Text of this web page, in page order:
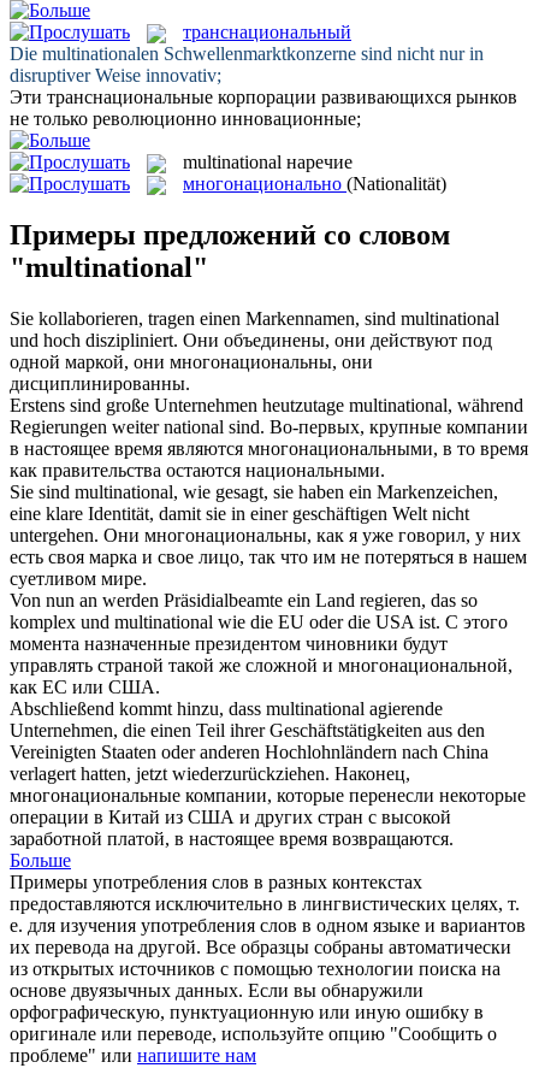
транснациональный
Die multinationalen Schwellenmarktkonzerne sind nicht nur in
disruptiver Weise innovativ;
Эти транснациональные корпорации развивающихся рынков
не только революционно инновационные;
multinational наречие
многонационально (Nationalität)
Примеры предложений со словом
"multinational"
Sie kollaborieren, tragen einen Markennamen, sind multinational
und hoch diszipliniert. Они объединены, они действуют под
одной маркой, они многонациональны, они
дисциплинированны.
Erstens sind große Unternehmen heutzutage multinational, während
Regierungen weiter national sind. Во-первых, крупные компании
в настоящее время являются многонациональными, в то время
как правительства остаются национальными.
Sie sind multinational, wie gesagt, sie haben ein Markenzeichen,
eine klare Identität, damit sie in einer geschäftigen Welt nicht
untergehen. Они многонациональны, как я уже говорил, у них
есть своя марка и свое лицо, так что им не потеряться в нашем
суетливом мире.
Von nun an werden Präsidialbeamte ein Land regieren, das so
komplex und multinational wie die EU oder die USA ist. С этого
момента назначенные президентом чиновники будут
управлять страной такой же сложной и многонациональной,
как ЕС или США.
Abschließend kommt hinzu, dass multinational agierende
Unternehmen, die einen Teil ihrer Geschäftstätigkeiten aus den
Vereinigten Staaten oder anderen Hochlohnländern nach China
verlagert hatten, jetzt wiederzurückziehen. Наконец,
многонациональные компании, которые перенесли некоторые
операции в Китай из США и других стран с высокой
заработной платой, в настоящее время возвращаются.
Больше
Примеры употребления слов в разных контекстах
предоставляются исключительно в лингвистических целях, т.
е. для изучения употребления слов в одном языке и вариантов
их перевода на другой. Все образцы собраны автоматически
из открытых источников с помощью технологии поиска на
основе двуязычных данных. Если вы обнаружили
орфографическую, пунктуационную или иную ошибку в
оригинале или переводе, используйте опцию "Сообщить о
проблеме" или напишите нам